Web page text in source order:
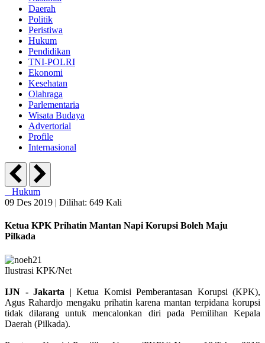
Daerah
Politik
Peristiwa
Hukum
Pendidikan
TNI-POLRI
Ekonomi
Kesehatan
Olahraga
Parlementaria
Wisata Budaya
Advertorial
Profile
Internasional
Hukum
09 Des 2019 | Dilihat: 649 Kali
Ketua KPK Prihatin Mantan Napi Korupsi Boleh Maju
Pilkada
Ilustrasi KPK/Net
IJN - Jakarta | Ketua Komisi Pemberantasan Korupsi (KPK),
Agus Rahardjo mengaku prihatin karena mantan terpidana korupsi
tidak dilarang untuk mencalonkan diri pada Pemilihan Kepala
Daerah (Pilkada).